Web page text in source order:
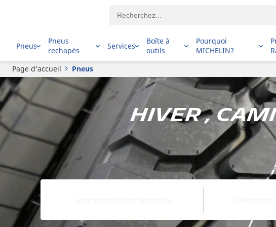
Pneus
Pneus
rechapés
Services
Boîte à
outils
Pourquoi
MICHELIN?
Page d’accueil Pneus
Hiver ,